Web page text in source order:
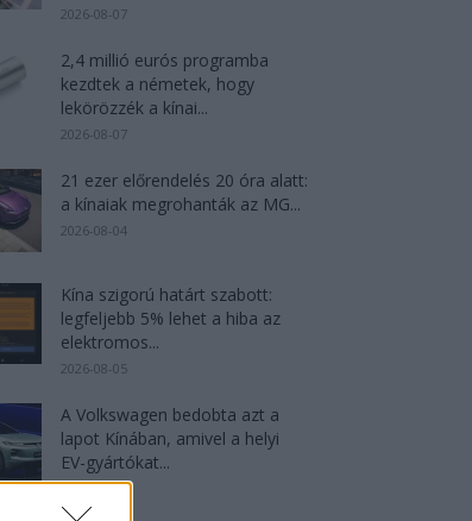
2026-08-07
2,4 millió eurós programba
kezdtek a németek, hogy
lekörözzék a kínai...
2026-08-07
21 ezer előrendelés 20 óra alatt:
a kínaiak megrohanták az MG...
2026-08-04
Kína szigorú határt szabott:
legfeljebb 5% lehet a hiba az
elektromos...
2026-08-05
A Volkswagen bedobta azt a
lapot Kínában, amivel a helyi
EV-gyártókat...
2026-08-04